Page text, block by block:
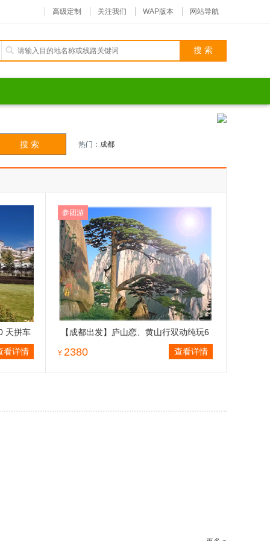
高级定制 关注我们 WAP版本 网站导航
热门： 成都
天拼车
看详情
参团游
【成都出发】庐山恋、黄山行双动纯玩6
天游
查看详情
¥ 2380